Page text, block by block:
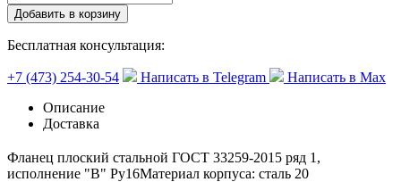
Добавить в корзину
Бесплатная консультация:
+7 (473) 254-30-54 Написать в Telegram
Написать в Max
Описание
Доставка
Фланец плоский стальной ГОСТ 33259-2015 ряд 1,
исполнение "В" Ру16Материал корпуса: сталь 20